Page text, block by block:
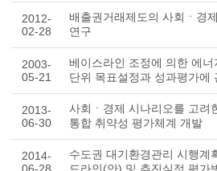
2012-
02-28
배출권거래제도의 사회ㆍ경
연구
2003-
05-21
베이스라인 조정에 의한 에너
단위 목표설정과 성과평가에
2013-
06-30
사회ㆍ경제 시나리오를 고려
통합 취약성 평가체계 개발
2014-
수도권 대기환경관리 시행계